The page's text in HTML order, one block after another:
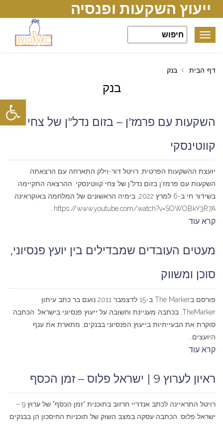
פתח
ייעוץ השקעות ופנסיה
Toggle
דף הבית בנק
בנק
השקעות עם פרמז'ן – בזום נדל"ן של צחי
קווטינסקי
יועצת ההשקעות הפרטית, רויטל דור-וילק התארחה עם הרצאתה
השקעות עם פרמז'ן בזום נדל"ן של צחי קווטינסקי. ההרצאה התקיימה
בשידור חי ב-6 למרץ 2022, בימיה הראשונים של המלחמה באוקראינה.
https://www.youtube.com/watch?v=SOWOBkY3R7A...
קרא עוד
מעטים העובדים שמבדילים בין יועץ פנסיוני,
סוכן ומשווק
פורסם בThe Marker ב-15 לדצמבר 2011 נועם בר כתב עיתון
TheMarker, בכתבה מעניינת וחשובה על ייעוץ פנסיוני בישראל. הכתבה
סוקרת את הבעייתיות בייעוץ הפנסיוני בבנקים, מתארת את ענף
היועצים...
קרא עוד
ראיון לערוץ 9 | ישראל פלוס – זמן הכסף
רויטל התראיינה לכתב אנדריי חרזוב בתוכנית "זמן הכסף" של ערוץ 9 –
ישראל פלוס. הכתבה עסקה במצב השוק של תוכניות החיסכון הן בבנקים